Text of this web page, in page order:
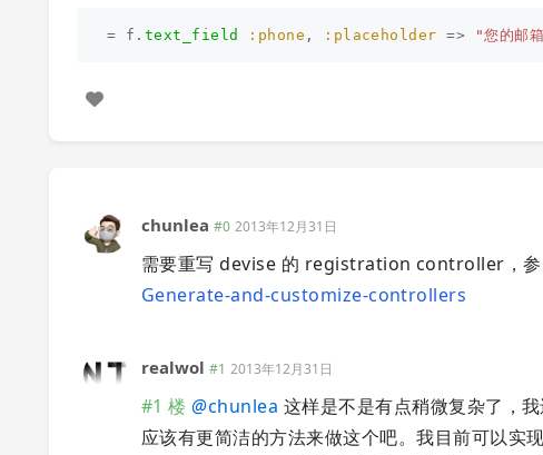
= f . text_field :phone , :placeholder => "您的邮
chunlea #0 2013年12月31日
需要重写 devise 的 registration controller，参
Generate-and-customize-controllers
realwol #1 2013年12月31日
#1 楼 @chunlea 这样是不是有点稍微复杂了，
应该有更简洁的方法来做这个吧。我目前可以